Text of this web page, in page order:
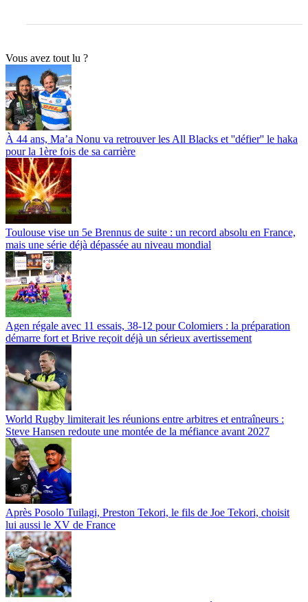
Vous avez tout lu ?
À 44 ans, Ma’a Nonu va retrouver les All Blacks et ''défier'' le haka
pour la 1ère fois de sa carrière
Toulouse vise un 5e Brennus de suite : un record absolu en France,
mais une série déjà dépassée au niveau mondial
Agen régale avec 11 essais, 38-12 pour Colomiers : la préparation
démarre fort et Brive reçoit déjà un sérieux avertissement
World Rugby limiterait les réunions entre arbitres et entraîneurs :
Steve Hansen redoute une montée de la méfiance avant 2027
Après Posolo Tuilagi, Preston Tekori, le fils de Joe Tekori, choisit
lui aussi le XV de France